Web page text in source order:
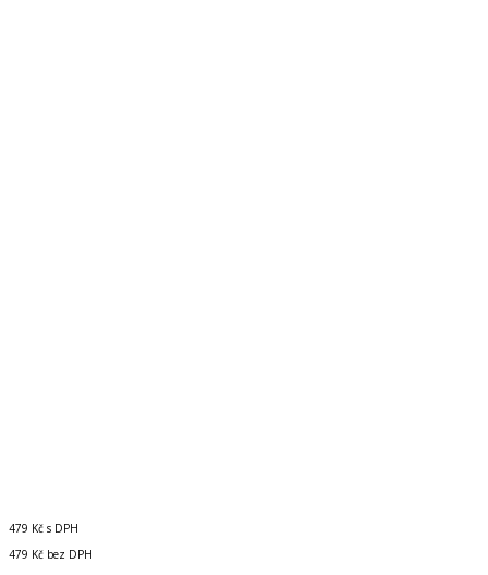
479 Kč s DPH
479 Kč bez DPH